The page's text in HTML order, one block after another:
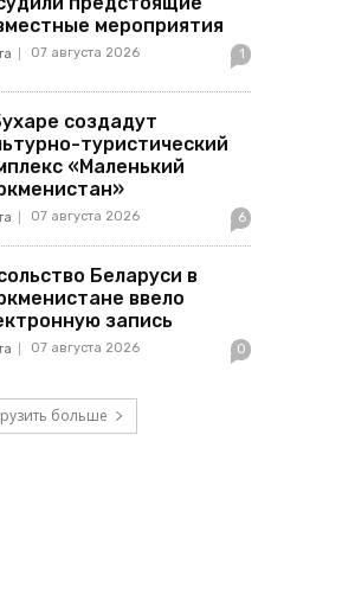
мероприятия
07 августа 2026 1
создадут
туристический
«Маленький
07 августа 2026 6
Беларуси в
ввело
запись
07 августа 2026 0
больше